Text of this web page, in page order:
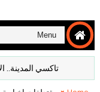
تاكسي المدينة..